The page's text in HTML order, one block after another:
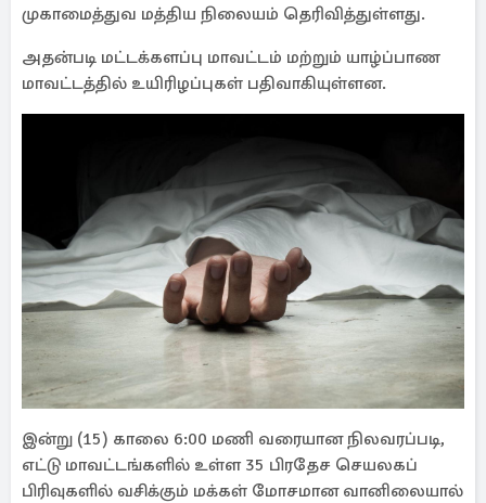
முகாமைத்துவ மத்திய நிலையம் தெரிவித்துள்ளது.
அதன்படி மட்டக்களப்பு மாவட்டம் மற்றும் யாழ்ப்பாண
மாவட்டத்தில் உயிரிழப்புகள் பதிவாகியுள்ளன.
இன்று (15) காலை 6:00 மணி வரையான நிலவரப்படி,
எட்டு மாவட்டங்களில் உள்ள 35 பிரதேச செயலகப்
பிரிவுகளில் வசிக்கும் மக்கள் மோசமான வானிலையால்